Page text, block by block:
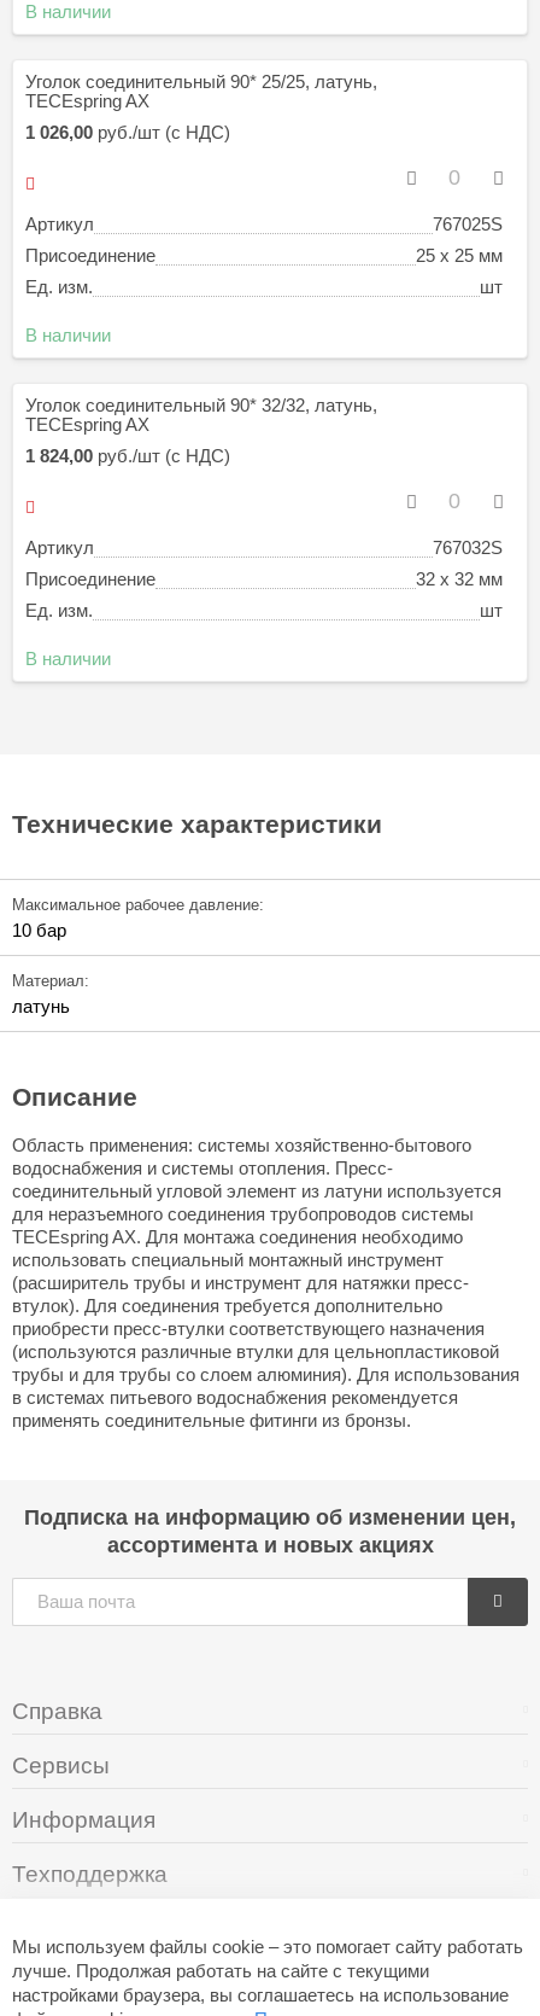
В наличии
Уголок соединительный 90* 25/25, латунь,
TECEspring AX
Артикул
767025S
Присоединение
25 x 25 мм
Ед. изм.
шт
1 026,00 руб./шт (с НДС)
В наличии
Уголок соединительный 90* 32/32, латунь,
TECEspring AX
Артикул
767032S
Присоединение
32 x 32 мм
Ед. изм.
шт
1 824,00 руб./шт (с НДС)
В наличии
Технические характеристики
Максимальное рабочее давление:
10 бар
Материал:
латунь
Описание
Область применения: системы хозяйственно-бытового
водоснабжения и системы отопления. Пресс-
соединительный угловой элемент из латуни используется
для неразъемного соединения трубопроводов системы
TECEspring AX. Для монтажа соединения необходимо
использовать специальный монтажный инструмент
(расширитель трубы и инструмент для натяжки пресс-
втулок). Для соединения требуется дополнительно
приобрести пресс-втулки соответствующего назначения
(используются различные втулки для цельнопластиковой
трубы и для трубы со слоем алюминия). Для использования
в системах питьевого водоснабжения рекомендуется
применять соединительные фитинги из бронзы.
Мы используем файлы cookie – это помогает сайту работать
лучше. Продолжая работать на сайте с текущими
настройками браузера, вы соглашаетесь на использование
Подписка на информацию об изменении цен,
ассортимента и новых акциях
Справка
Сервисы
Информация
Техподдержка
+7 (495) 249-05-94